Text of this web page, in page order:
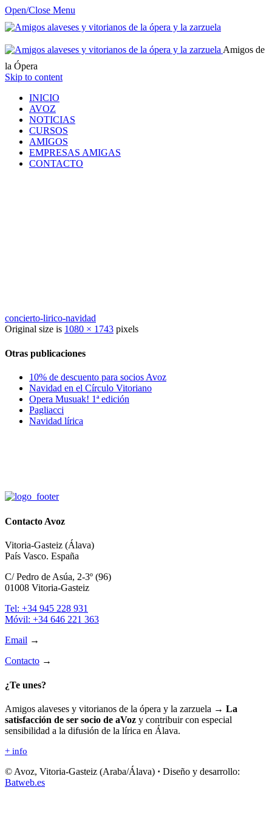
Open/Close Menu
Amigos de
la Ópera
Skip to content
INICIO
AVOZ
NOTICIAS
CURSOS
AMIGOS
EMPRESAS AMIGAS
CONTACTO
concierto-lirico-navidad
Original size is 1080 × 1743 pixels
Otras publicaciones
10% de descuento para socios Avoz
Navidad en el Círculo Vitoriano
Opera Musuak! 1ª edición
Pagliacci
Navidad lírica
Contacto Avoz
Vitoria-Gasteiz (Álava)
País Vasco. España
C/ Pedro de Asúa, 2-3º (96)
01008 Vitoria-Gasteiz
Tel: +34 945 228 931
Móvil: +34 646 221 363
Email →
Contacto →
¿Te unes?
Amigos alaveses y vitorianos de la ópera y la zarzuela → La
satisfacción de ser socio de aVoz y contribuir con especial
sensibilidad a la difusión de la lírica en Álava.
+ info
© Avoz, Vitoria-Gasteiz (Araba/Álava) · Diseño y desarrollo:
Batweb.es